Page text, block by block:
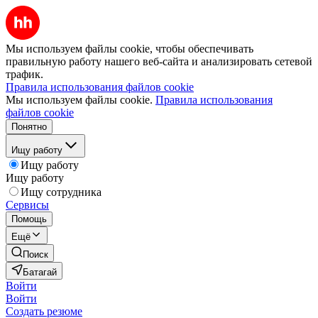
Мы используем файлы cookie, чтобы обеспечивать
правильную работу нашего веб-сайта и анализировать сетевой
трафик.
Правила использования файлов cookie
Мы используем файлы cookie. Правила использования
файлов cookie
Понятно
Ищу работу
Ищу работу
Ищу работу
Ищу сотрудника
Сервисы
Помощь
Ещё
Поиск
Батагай
Войти
Войти
Создать резюме